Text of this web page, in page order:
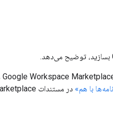
با هم»